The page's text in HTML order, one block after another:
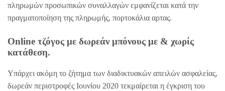
πληρωμών προσωπικών συναλλαγών εμφανίζεται κατά την
πραγματοποίηση της πληρωμής, πορτοκάλια αρτας.
Online τζόγος με δωρεάν μπόνους με & χωρίς
κατάθεση.
Υπάρχει ακόμη το ζήτημα των διαδικτυακών απειλών ασφαλείας,
δωρεάν περιστροφές Ιουνίου 2020 τεκμαίρεται η έγκριση του